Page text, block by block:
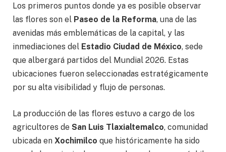
Los primeros puntos donde ya es posible observar
las flores son el Paseo de la Reforma, una de las
avenidas más emblemáticas de la capital, y las
inmediaciones del Estadio Ciudad de México, sede
que albergará partidos del Mundial 2026. Estas
ubicaciones fueron seleccionadas estratégicamente
por su alta visibilidad y flujo de personas.
La producción de las flores estuvo a cargo de los
agricultores de San Luis Tlaxialtemalco, comunidad
ubicada en Xochimilco que históricamente ha sido